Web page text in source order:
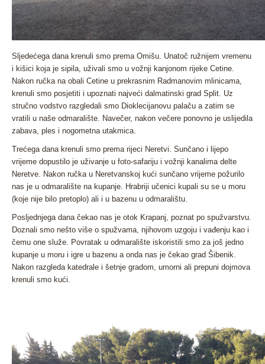
Sljedećega dana krenuli smo prema Omišu. Unatoč ružnijem vremenu
i kišici koja je sipila, uživali smo u vožnji kanjonom rijeke Cetine.
Nakon ručka na obali Cetine u prekrasnim Radmanovim mlinicama,
krenuli smo posjetiti i upoznati najveći dalmatinski grad Split. Uz
stručno vodstvo razgledali smo Dioklecijanovu palaču a zatim se
vratili u naše odmaralište. Navečer, nakon večere ponovno je uslijedila
zabava, ples i nogometna utakmica.
Trećega dana krenuli smo prema rijeci Neretvi. Sunčano i lijepo
vrijeme dopustilo je uživanje u foto-safariju i vožnji kanalima delte
Neretve. Nakon ručka u Neretvanskoj kući sunčano vrijeme požurilo
nas je u odmaralište na kupanje. Hrabriji učenici kupali su se u moru
(koje nije bilo pretoplo) ali i u bazenu u odmaralištu.
Posljednjega dana čekao nas je otok Krapanj, poznat po spužvarstvu.
Doznali smo nešto više o spužvama, njihovom uzgoju i vađenju kao i
čemu one služe. Povratak u odmaralište iskoristili smo za još jedno
kupanje u moru i igre u bazenu a onda nas je čekao grad Šibenik.
Nakon razgleda katedrale i šetnje gradom, umorni ali prepuni dojmova
krenuli smo kući.